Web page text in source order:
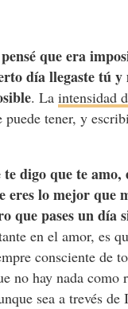
que era
día llegaste tú y
. La intensidad
puede tener, y
te digo que te amo,
eres lo mejor que
que pases un día
en el amor, es
consciente de
no hay nada como
sea a trevés de